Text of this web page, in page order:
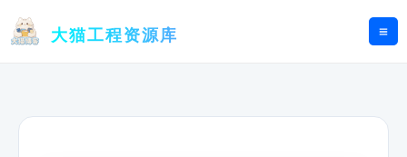
大猫工程资源库